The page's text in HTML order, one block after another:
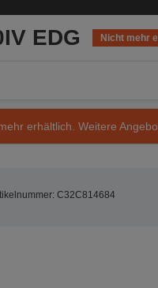
EDG Nicht mehr
erhältlich. Weitere
C32C814684